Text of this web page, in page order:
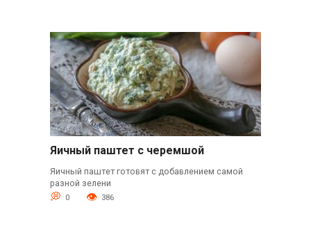
Яичный паштет с черемшой
Яичный паштет готовят с добавлением самой
разной зелени
0 386